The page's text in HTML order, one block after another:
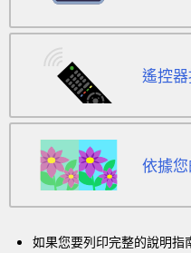
遙控
依據
如果您要列印完整的說明指